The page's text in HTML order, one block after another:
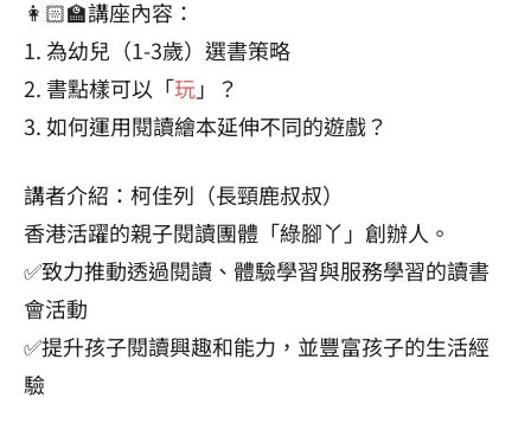
👩🏻‍🏫講座內容：
1. 為幼兒（1-3歲）選書策略
2. 書點樣可以「玩」？
3. 如何運用閱讀繪本延伸不同的遊戲？
講者介紹：柯佳列（長頸鹿叔叔）
香港活躍的親子閱讀團體「綠腳丫」創辦人。
✅致力推動透過閱讀、體驗學習與服務學習的讀書
會活動
✅提升孩子閱讀興趣和能力，並豐富孩子的生活經
驗